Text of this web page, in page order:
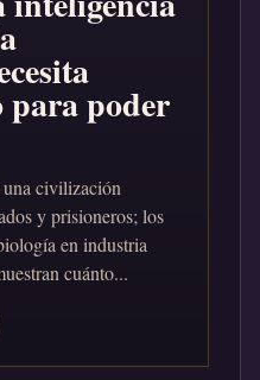
para poder
civilización
y prisioneros; los
en industria
cuánto...